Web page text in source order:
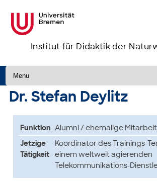
Institut für Didaktik der
Zum Inhalt springen
Dr. Stefan Deylitz
Funktion Alumni / ehemalige
Jetzige
Tätigkeit
Koordinator des Trainings-
einem weltweit agierenden
Telekommunikations-